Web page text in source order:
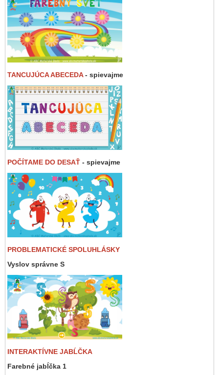
TANCUJÚCA ABECEDA- spievajme
POČÍTAME DO DESAŤ - spievajme
PROBLEMATICKÉ SPOLUHLÁSKY
Vyslov správne S
INTERAKTÍVNE JABĹČKA
Farebné jabĺčka 1